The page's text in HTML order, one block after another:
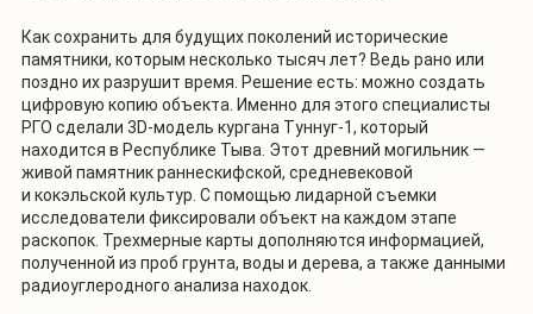
Как сохранить для будущих поколений исторические
памятники, которым несколько тысяч лет? Ведь рано или
поздно их разрушит время. Решение есть: можно создать
цифровую копию объекта. Именно для этого специалисты
РГО сделали 3D-модель кургана Туннуг-1, который
находится в Республике Тыва. Этот древний могильник —
живой памятник раннескифской, средневековой
и кокэльской культур. С помощью лидарной съемки
исследователи фиксировали объект на каждом этапе
раскопок. Трехмерные карты дополняются информацией,
полученной из проб грунта, воды и дерева, а также данными
радиоуглеродного анализа находок.